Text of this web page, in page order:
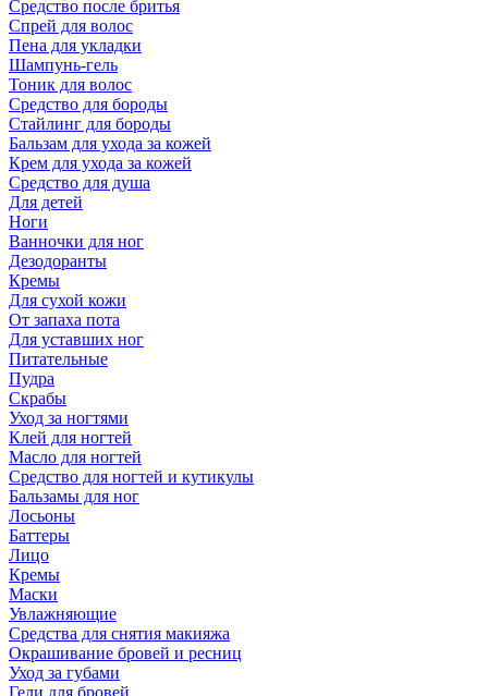
Средство после бритья
Спрей для волос
Пена для укладки
Шампунь-гель
Тоник для волос
Средство для бороды
Стайлинг для бороды
Бальзам для ухода за кожей
Крем для ухода за кожей
Средство для душа
Для детей
Ноги
Ванночки для ног
Дезодоранты
Кремы
Для сухой кожи
От запаха пота
Для уставших ног
Питательные
Пудра
Скрабы
Уход за ногтями
Клей для ногтей
Масло для ногтей
Средство для ногтей и кутикулы
Бальзамы для ног
Лосьоны
Баттеры
Лицо
Кремы
Маски
Увлажняющие
Средства для снятия макияжа
Окрашивание бровей и ресниц
Уход за губами
Гели для бровей